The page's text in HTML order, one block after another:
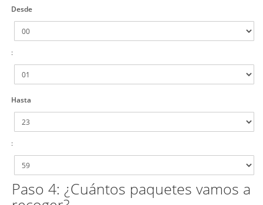
Desde
:
Hasta
:
Paso 4: ¿Cuántos paquetes vamos a